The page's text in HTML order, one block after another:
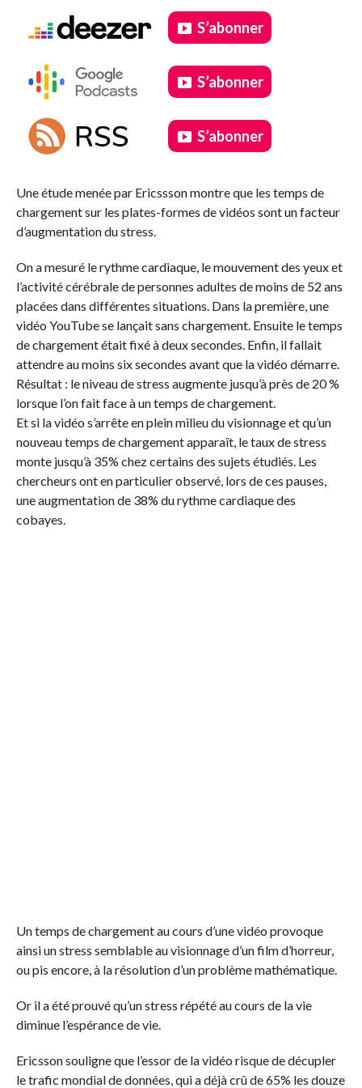
S’abonner
S’abonner
S’abonner
Une étude menée par Ericssson montre que les temps de
chargement sur les plates-formes de vidéos sont un facteur
d’augmentation du stress.
On a mesuré le rythme cardiaque, le mouvement des yeux et
l’activité cérébrale de personnes adultes de moins de 52 ans
placées dans différentes situations. Dans la première, une
vidéo YouTube se lançait sans chargement. Ensuite le temps
de chargement était fixé à deux secondes. Enfin, il fallait
attendre au moins six secondes avant que la vidéo démarre.
Résultat : le niveau de stress augmente jusqu’à près de 20 %
lorsque l’on fait face à un temps de chargement.
Et si la vidéo s’arrête en plein milieu du visionnage et qu’un
nouveau temps de chargement apparaît, le taux de stress
monte jusqu’à 35% chez certains des sujets étudiés. Les
chercheurs ont en particulier observé, lors de ces pauses,
une augmentation de 38% du rythme cardiaque des
cobayes.
Un temps de chargement au cours d’une vidéo provoque
ainsi un stress semblable au visionnage d’un film d’horreur,
ou pis encore, à la résolution d’un problème mathématique.
Or il a été prouvé qu’un stress répété au cours de la vie
diminue l’espérance de vie.
Ericsson souligne que l’essor de la vidéo risque de décupler
le trafic mondial de données, qui a déjà crû de 65% les douze